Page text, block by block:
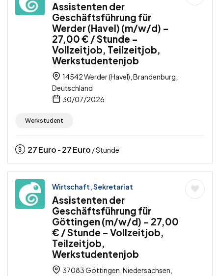
Assistenten der
Geschäftsführung für
Werder (Havel) (m/w/d) –
27,00 € / Stunde –
Vollzeitjob, Teilzeitjob,
Werkstudentenjob
14542 Werder (Havel), Brandenburg,
Deutschland
30/07/2026
Werkstudent
27Euro - 27Euro / Stunde
Wirtschaft, Sekretariat
Assistenten der
Geschäftsführung für
Göttingen (m/w/d) – 27,00
€ / Stunde – Vollzeitjob,
Teilzeitjob,
Werkstudentenjob
37083 Göttingen, Niedersachsen,